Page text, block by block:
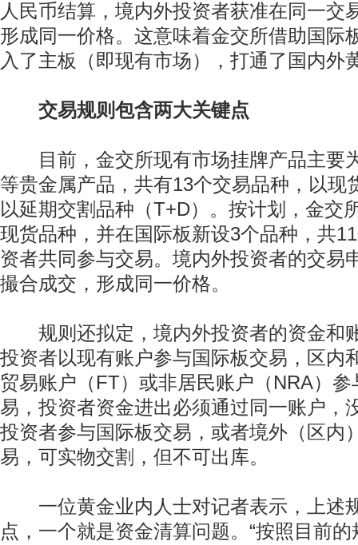
人民币结算，境内外投资者获准在同一交
形成同一价格。这意味着金交所借助国际
入了主板（即现有市场），打通了国内外
交易规则包含两大关键点
目前，金交所现有市场挂牌产品主要
等贵金属产品，共有13个交易品种，以现
以延期交割品种（T+D）。按计划，金交
现货品种，并在国际板新设3个品种，共
资者共同参与交易。境内外投资者的交易
撮合成交，形成同一价格。
规则还拟定，境内外投资者的资金和
投资者以现有账户参与国际板交易，区内
贸易账户（FT）或非居民账户（NRA）
易，投资者资金进出必须通过同一账户，
投资者参与国际板交易，或者境外（区内
易，可实物交割，但不可出库。
一位黄金业内人士对记者表示，上述
点，一个就是资金清算问题。“按照目前